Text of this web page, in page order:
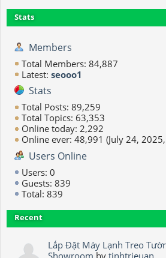
Stats
Members
Total Members: 84,887
Latest: seooo1
Stats
Total Posts: 89,259
Total Topics: 63,353
Online today: 2,292
Online ever: 48,991 (July 24,
Users Online
Users: 0
Guests: 839
Total: 839
Recent
Lắp Đặt Máy Lạnh Treo